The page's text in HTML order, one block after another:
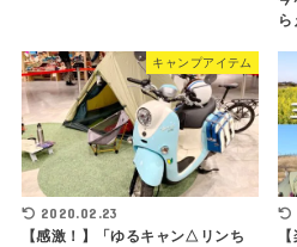
ら
キャンプアイテム
2020.02.23
【感激！】「ゆるキャン△リンち